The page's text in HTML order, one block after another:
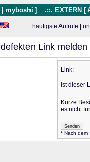
myboshi ] .::. EXTERN [
häufigste Aufrufe
defekten Link melden
Link:
Ist dieser
Kurze
es nicht
*Nach dem